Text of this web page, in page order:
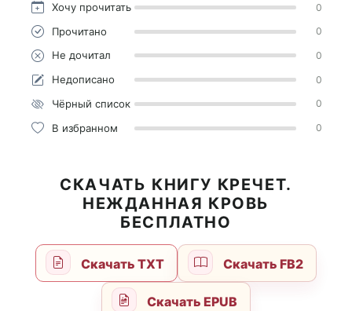
Хочу прочитать 0
Прочитано 0
Не дочитал 0
Недописано 0
Чёрный список 0
В избранном 0
СКАЧАТЬ КНИГУ КРЕЧЕТ.
НЕЖДАННАЯ КРОВЬ
БЕСПЛАТНО
Скачать TXT Скачать FB2
Скачать EPUB